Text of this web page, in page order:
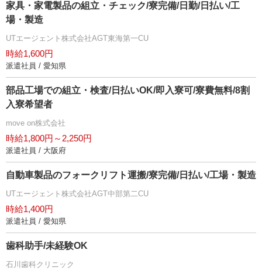
家具・家電製品の組立・チェック/寮完備/日勤/日払い/工
場・製造
UTエージェント株式会社AGT東海第一CU
時給1,600円
派遣社員 / 愛知県
部品工場での組立・検査/日払いOK/即入寮可/寮費無料/8割
入寮希望者
move on株式会社
時給1,800円～2,250円
派遣社員 / 大阪府
自動車製品のフォークリフト運搬/寮完備/日払い/工場・製造
UTエージェント株式会社AGT中部第二CU
時給1,400円
派遣社員 / 愛知県
歯科助手/未経験OK
石川歯科クリニック